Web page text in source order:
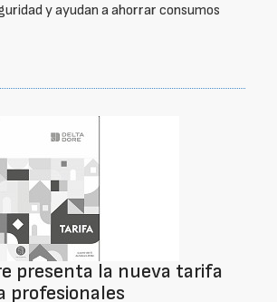
y ayudan a ahorrar consumos
presenta la nueva tarifa
profesionales